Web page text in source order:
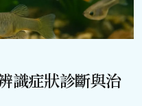
識症狀診斷與治